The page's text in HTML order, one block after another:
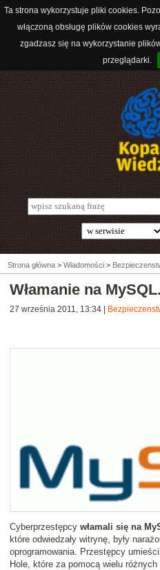
Ta strona wykorzystuje pliki cookies.
włączoną obsługę plików cookies
zgadzasz się na wykorzystanie
przeglądarki.
Strona główna > Wiadomości >
Włamanie na
27 września 2011, 13:34
Cyberprzestępcy włamali się na
które odwiedzały witrynę, były
oprogramowania. Przestępcy
Hole, które za pomocą wielu